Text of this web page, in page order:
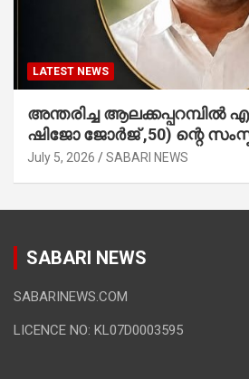
LATEST NEWS
അന്തരിച്ച ആ​ല​ക്ക​പ്പ​റമ്പിൽ​
ഷിജോ ജോർജ് ,50) ന്റെ
July 5, 2026 SABARI NEWS
SABARI NEWS
SABARINEWS.COM
LICENCE NO: KL07D0003595